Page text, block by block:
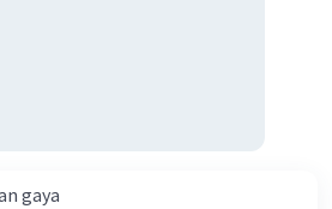
gaya